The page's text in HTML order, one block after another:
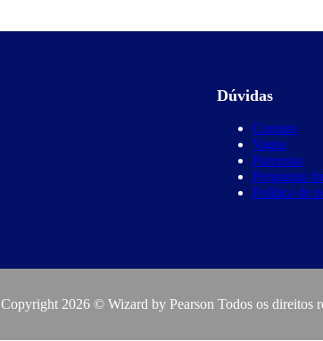
Dúvidas
Contato
Vagas
Parcerias
Perguntas
Política de
Copyright 2026 © Wizard by Pearson Todos os direitos